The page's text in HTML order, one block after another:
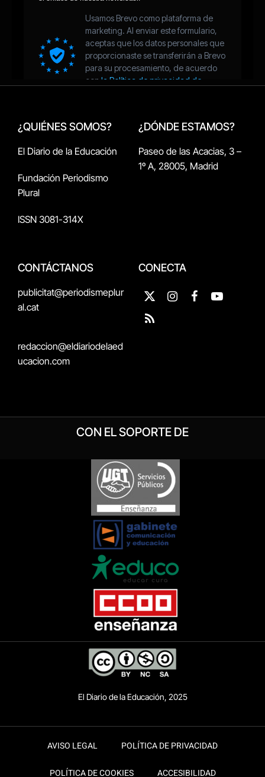
¿QUIÉNES SOMOS?
El Diario de la Educación
Fundación Periodismo
Plural
ISSN 3081-314X
¿DÓNDE ESTAMOS?
Paseo de las Acacias, 3 –
1º A, 28005, Madrid
CONTÁCTANOS
publicitat@periodismeplur
al.cat
redaccion@eldiariodelaed
ucacion.com
CONECTA
X
(Twitter)
InstagramFacebookYouTube
RSS
CON EL SOPORTE DE
El Diario de la Educación, 2025
AVISO LEGAL POLÍTICA DE PRIVACIDAD
POLÍTICA DE COOKIES ACCESIBILIDAD